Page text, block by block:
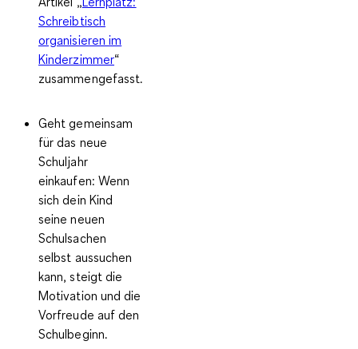
Schreibtisch
organisieren im
Kinderzimmer“
zusammengefasst.
Geht gemeinsam
für das neue
Schuljahr
einkaufen: Wenn
sich dein Kind
seine neuen
Schulsachen
selbst aussuchen
kann, steigt die
Motivation und die
Vorfreude auf den
Schulbeginn.